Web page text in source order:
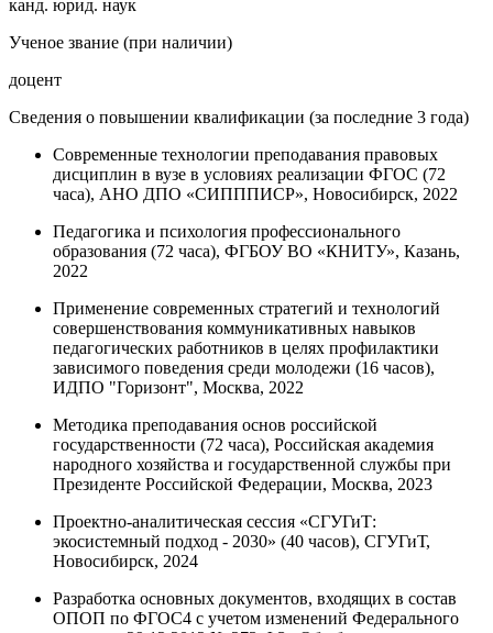
канд. юрид. наук
Ученое звание (при наличии)
доцент
Сведения о повышении квалификации (за последние 3 года)
Современные технологии преподавания правовых
дисциплин в вузе в условиях реализации ФГОС (72
часа), АНО ДПО «СИПППИСР», Новосибирск, 2022
Педагогика и психология профессионального
образования (72 часа), ФГБОУ ВО «КНИТУ», Казань,
2022
Применение современных стратегий и технологий
совершенствования коммуникативных навыков
педагогических работников в целях профилактики
зависимого поведения среди молодежи (16 часов),
ИДПО "Горизонт", Москва, 2022
Методика преподавания основ российской
государственности (72 часа), Российская академия
народного хозяйства и государственной службы при
Президенте Российской Федерации, Москва, 2023
Проектно-аналитическая сессия «СГУГиТ:
экосистемный подход - 2030» (40 часов), СГУГиТ,
Новосибирск, 2024
Разработка основных документов, входящих в состав
ОПОП по ФГОС4 с учетом изменений Федерального